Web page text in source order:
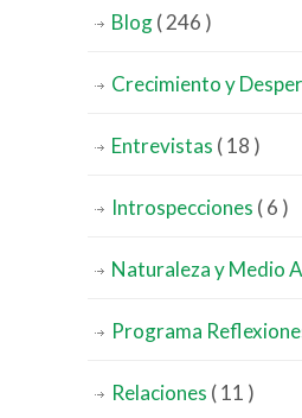
Blog( 246 )
Crecimiento y
Entrevistas ( 18 )
Introspecciones ( 6 )
Naturaleza y Medio
Programa
Relaciones ( 11 )